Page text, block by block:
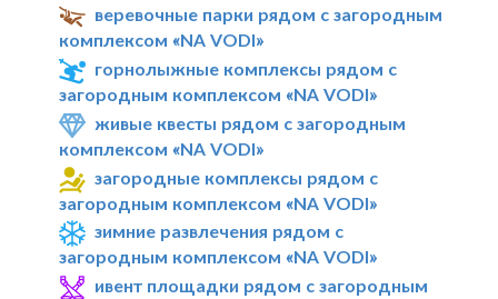
веревочные парки рядом с загородным
комплексом «NA VODI»
горнолыжные комплексы рядом с
загородным комплексом «NA VODI»
живые квесты рядом с загородным
комплексом «NA VODI»
загородные комплексы рядом с
загородным комплексом «NA VODI»
зимние развлечения рядом с
загородным комплексом «NA VODI»
ивент площадки рядом с загородным